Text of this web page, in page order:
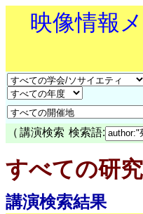
映像情報
（ 講演検索 検索語:
すべての研
講演検索結果